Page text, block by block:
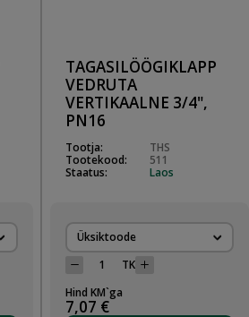
TAGASILÖÖGIKLAPP
VEDRUTA
VERTIKAALNE 3/4",
PN16
Tootja:
THS
Tootekood:
511
Staatus:
Laos
Üksiktoode
TK
Hind KM`ga
7,07 €